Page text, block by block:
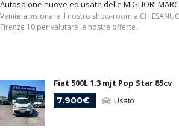
Autosalone nuove ed usate delle MIGLIORI
Venite a visionare il nostro show-room a
Firenze 10 per valutare le nostre offerte.
Fiat 500L 1.3 mjt Pop Star 85cv
7.900€
Usato